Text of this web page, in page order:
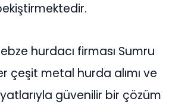
hurdacı firması Sumru
çeşit metal hurda alımı ve
güvenilir bir çözüm